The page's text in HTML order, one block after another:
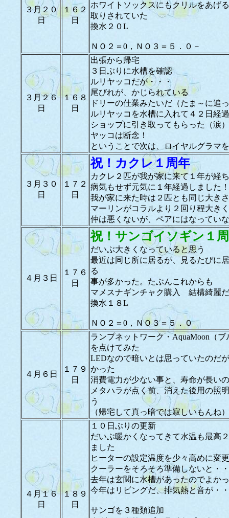
３月２０
日
１６２
日
ホワイトソックスにもクリルをあげ
取りされていた
換水２０L
ＮＯ２＝0，ＮＯ３＝５．０－
３月２６
日
１６８
日
出張から帰宅
３日ぶりに水槽を確認
ルリヤッコだが・・・
尾びれが、かじられている
ドリーの仕業みたいだ（たま～に追
ルリヤッコを水槽に入れて４２日経
ショップに引き取ってもらった（涙）
ヤッコは断念！
ということで次は、ロイヤルグラマ
３月３０
日
１７２
日
祝！カクレ１周年
カクレ２匹が我が家に来て１年が経
病気もせず元気に１年経過しました！
我が家に来た時は２匹とも同じ大き
マーリンがコラルより２回り程大き
仲は悪くないが、ペアにはなってい
４月３日
１７６
日
祝！サンゴイソギン１
だいぶ大きくなっていると思う
最近は同じ所に居るが、見るたびに
る
事が多かった。たぶんこれからも
マメスナギンチャク購入 結構綺麗だ
換水１８L
ＮＯ２＝0，ＮＯ３＝５．０
４月６日
１７９
日
ランプネットワーク・AquaMoon（
を点けてみた
LEDなので暗いとは思っていたのだ
かった
消費電力が少ない事と、寿命が長い
メタハラが点く前、消えた後用の照
う
（帰宅して真っ暗では寂しいもんね）
４月１６
日
１８９
日
１０日ぶりの更新
だいぶ暖かくなってきて水温も最高
ました
ヒーターの設定温度を少々高めに変更
クーラーをそろそろ準備しないと・
去年は玄関に水槽があったのでよか
今年はリビングだ、排気熱と音が・
サンゴを３種類追加